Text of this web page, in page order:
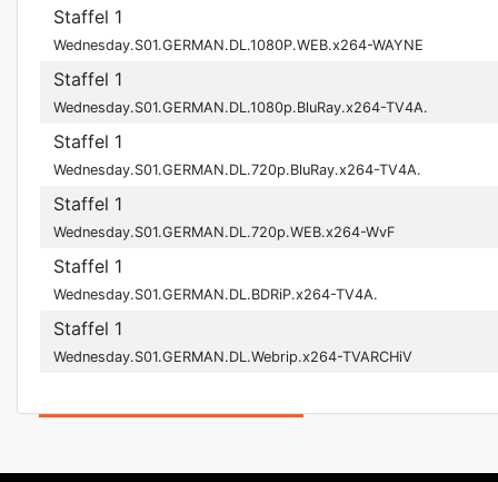
Staffel 1
Wednesday.S01.GERMAN.DL.1080P.WEB.x264-WAYNE
Staffel 1
Wednesday.S01.GERMAN.DL.1080p.BluRay.x264-TV4A.
Staffel 1
Wednesday.S01.GERMAN.DL.720p.BluRay.x264-TV4A.
Staffel 1
Wednesday.S01.GERMAN.DL.720p.WEB.x264-WvF
Staffel 1
Wednesday.S01.GERMAN.DL.BDRiP.x264-TV4A.
Staffel 1
Wednesday.S01.GERMAN.DL.Webrip.x264-TVARCHiV